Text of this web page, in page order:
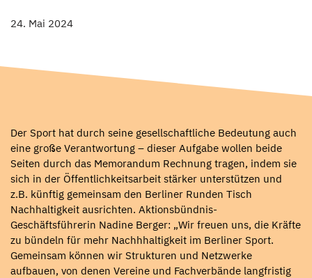
24. Mai 2024
Der Sport hat durch seine gesellschaftliche Bedeutung auch
eine große Verantwortung – dieser Aufgabe wollen beide
Seiten durch das Memorandum Rechnung tragen, indem sie
sich in der Öffentlichkeitsarbeit stärker unterstützen und
z.B. künftig gemeinsam den Berliner Runden Tisch
Nachhaltigkeit ausrichten. Aktionsbündnis-
Geschäftsführerin Nadine Berger: „Wir freuen uns, die Kräfte
zu bündeln für mehr Nachhhaltigkeit im Berliner Sport.
Gemeinsam können wir Strukturen und Netzwerke
aufbauen, von denen Vereine und Fachverbände langfristig